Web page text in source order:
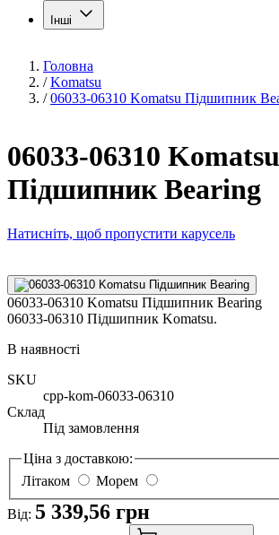
Інші
Головна
/ Komatsu
/ 06033-06310 Komatsu Підшипник
06033-06310 Komatsu
Підшипник Bearing
Натисніть, щоб пропустити карусель
06033-06310 Komatsu Підшипник Bearing
06033-06310 Підшипник Komatsu.
В наявності
SKU
cpp-kom-06033-06310
Склад
Під замовлення
Ціна з доставкою:
Літаком
Морем
Від: 5 339,56 грн